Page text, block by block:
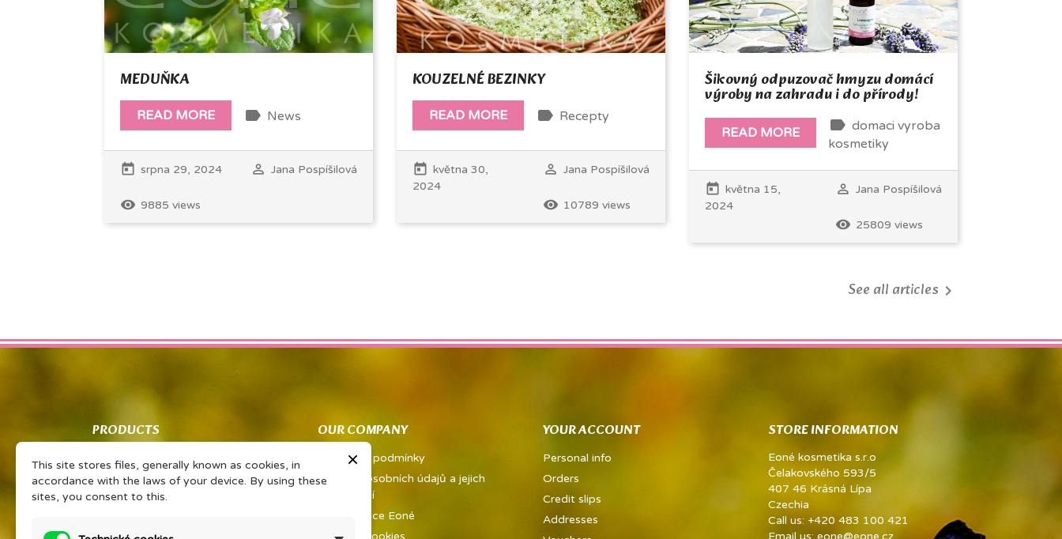
MEDUŇKA
READ MORE label News
today srpna 29, 2024 perm_identity Jana Pospíšilová
remove_red_eye 9885 views
KOUZELNÉ BEZINKY
READ MORE label Recepty
today května 30,
2024
perm_identity Jana Pospíšilová
remove_red_eye 10789 views
Šikovný odpuzovač hmyzu domácí
výroby na zahradu i do přírody!
READ MORE label domaci vyroba
kosmetiky
today května 15,
2024
perm_identity Jana Pospíšilová
remove_red_eye 25809 views
See all articles 
PRODUCTS
Co znamená PSP?
Vaše sdílené zkušenosti Vám získají
slevu na oblíbený výrobek
Prohlášením o KP
OUR COMPANY
Obchodní podmínky
Ochrana osobních údajů a jejich
zpracování
O kosmetice Eoné
Detailed cookies
YOUR ACCOUNT
Personal info
Orders
Credit slips
Addresses
STORE INFORMATION
Eoné kosmetika s.r.o
Čelakovského 593/5
407 46 Krásná Lípa
Czechia
Call us: +420 483 100 421
Email us: eone@eone.cz
×
This site stores files, generally known as cookies, in
accordance with the laws of your device. By using these
sites, you consent to this.